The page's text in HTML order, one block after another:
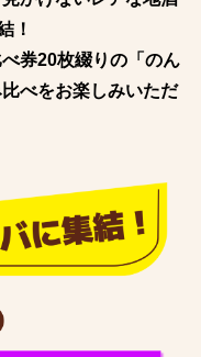
！
券20枚綴りの「のん
べをお楽しみいただ